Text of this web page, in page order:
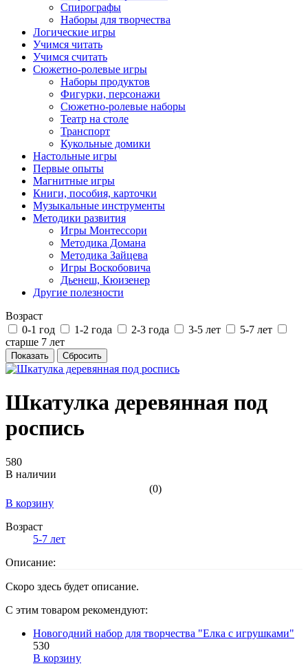
Спирографы
Наборы для творчества
Логические игры
Учимся читать
Учимся считать
Сюжетно-ролевые игры
Наборы продуктов
Фигурки, персонажи
Сюжетно-ролевые наборы
Театр на столе
Транспорт
Кукольные домики
Настольные игры
Первые опыты
Магнитные игры
Книги, пособия, карточки
Музыкальные инструменты
Методики развития
Игры Монтессори
Методика Домана
Методика Зайцева
Игры Воскобовича
Дьенеш, Кюизенер
Другие полезности
Возраст
0-1 год
1-2 года 2-3 года 3-5 лет
5-7 лет
старше 7 лет
Шкатулка деревянная под
роспись
580
В наличии
(0)
В корзину
Возраст
5-7 лет
Описание:
Скоро здесь будет описание.
С этим товаром рекомендуют:
Новогодний набор для творчества "Елка с игрушками"
530
В корзину